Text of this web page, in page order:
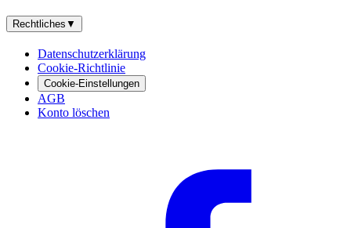
Rechtliches ▼
Datenschutzerklärung
Cookie-Richtlinie
Cookie-Einstellungen
AGB
Konto löschen